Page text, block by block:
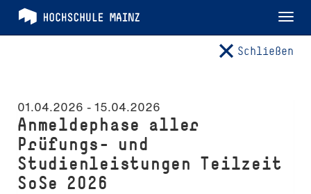
Schließen
01.04.2026 - 15.04.2026
Anmeldephase aller
Prüfungs- und
Studienleistungen Teilzeit
SoSe 2026